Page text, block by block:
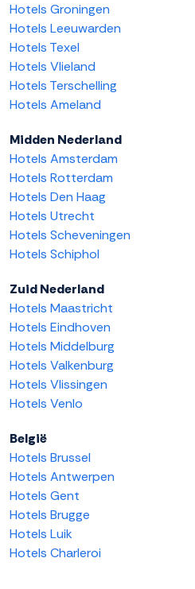
Hotels Groningen
Hotels Leeuwarden
Hotels Texel
Hotels Vlieland
Hotels Terschelling
Hotels Ameland
Midden Nederland
Hotels Amsterdam
Hotels Rotterdam
Hotels Den Haag
Hotels Utrecht
Hotels Scheveningen
Hotels Schiphol
Zuid Nederland
Hotels Maastricht
Hotels Eindhoven
Hotels Middelburg
Hotels Valkenburg
Hotels Vlissingen
Hotels Venlo
België
Hotels Brussel
Hotels Antwerpen
Hotels Gent
Hotels Brugge
Hotels Luik
Hotels Charleroi